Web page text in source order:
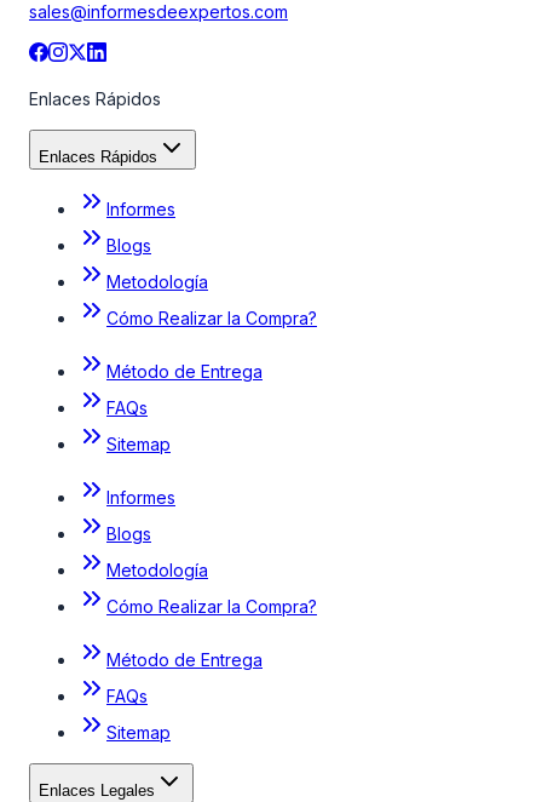
sales@informesdeexpertos.com
Enlaces Rápidos
Enlaces Rápidos
Informes
Blogs
Metodología
Cómo Realizar la Compra?
Método de Entrega
FAQs
Sitemap
Informes
Blogs
Metodología
Cómo Realizar la Compra?
Método de Entrega
FAQs
Sitemap
Enlaces Legales